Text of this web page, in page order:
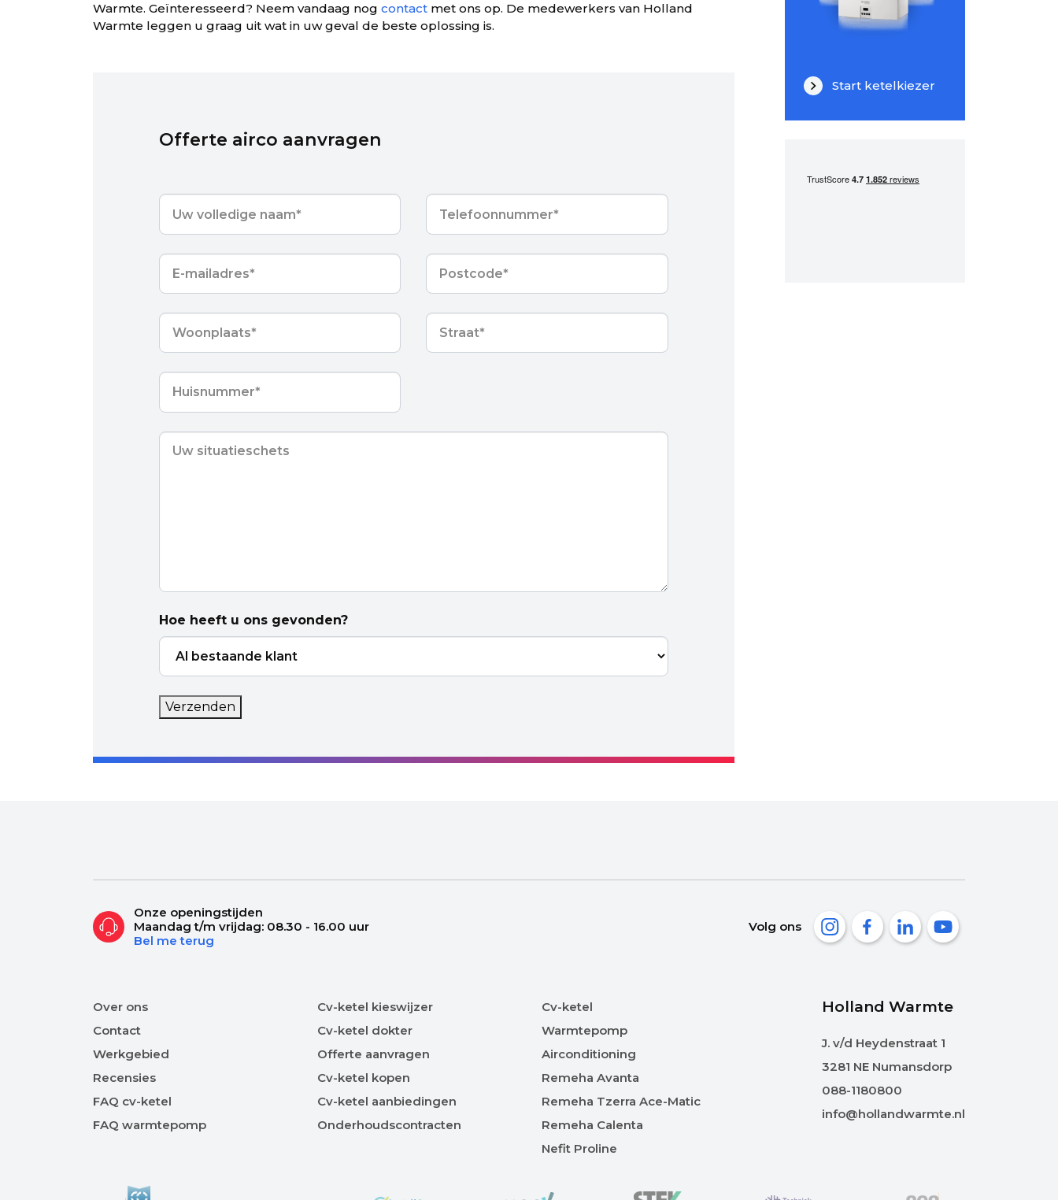
Warmte. Geïnteresseerd? Neem vandaag nog contact met ons op. De medewerkers van Holland
Warmte leggen u graag uit wat in uw geval de beste oplossing is.
Offerte airco aanvragen
Uw
volledige
Telefoonnummer
E-
mailadres*
Postcode
Woonplaats Straat
Huisnummer
Uw
situatieschets
Hoe heeft u ons gevonden?
Verzenden
Start ketelkiezer
Onze openingstijden
Maandag t/m vrijdag: 08.30 - 16.00 uur
Bel me terug
Volg ons
Over ons
Contact
Werkgebied
Recensies
FAQ cv-ketel
FAQ warmtepomp
Cv-ketel kieswijzer
Cv-ketel dokter
Offerte aanvragen
Cv-ketel kopen
Cv-ketel aanbiedingen
Onderhoudscontracten
Cv-ketel
Warmtepomp
Airconditioning
Remeha Avanta
Remeha Tzerra Ace-Matic
Remeha Calenta
Nefit Proline
Holland Warmte
J. v/d Heydenstraat 1
3281 NE Numansdorp
088-1180800
info@hollandwarmte.nl